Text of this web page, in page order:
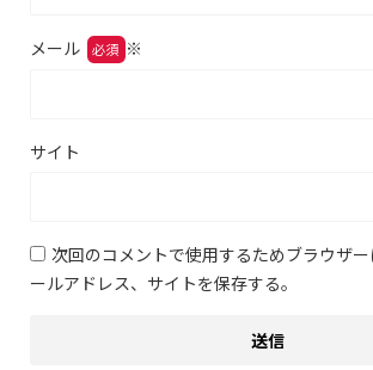
メール ※
サイト
次回のコメントで使用するためブラウザ
ールアドレス、サイトを保存する。